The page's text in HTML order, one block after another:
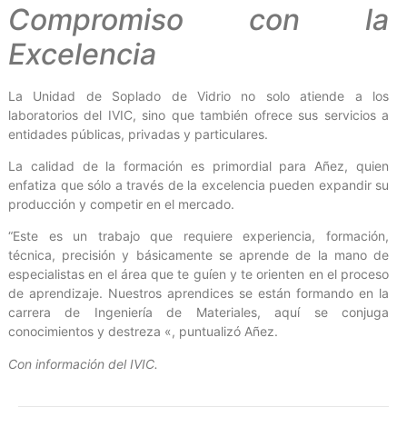
Compromiso con la
Excelencia
La Unidad de Soplado de Vidrio no solo atiende a los
laboratorios del IVIC, sino que también ofrece sus servicios a
entidades públicas, privadas y particulares.
La calidad de la formación es primordial para Añez, quien
enfatiza que sólo a través de la excelencia pueden expandir su
producción y competir en el mercado.
“Este es un trabajo que requiere experiencia, formación,
técnica, precisión y básicamente se aprende de la mano de
especialistas en el área que te guíen y te orienten en el proceso
de aprendizaje. Nuestros aprendices se están formando en la
carrera de Ingeniería de Materiales, aquí se conjuga
conocimientos y destreza «, puntualizó Añez.
Con información del IVIC.